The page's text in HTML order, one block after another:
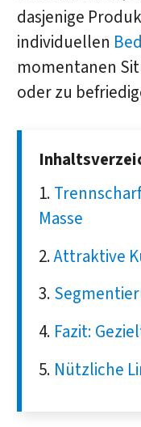
dasjenige
individuellen
momentanen
oder zu
Masse
Attraktive
Fazit:
Nützliche